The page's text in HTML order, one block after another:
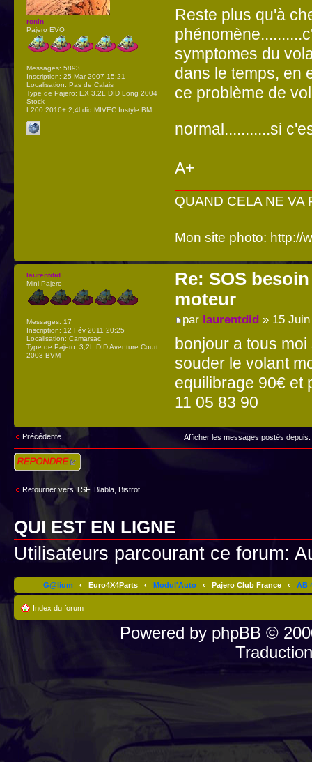
Reste plus qu'à
symptomes du
dans le temps, en
ce problème de
normal...........si
A+
QUAND CELA NE VA
Mon site photo: http://
ronin
Pajero EVO
Messages: 5893
Inscription: 25 Mar 2007 15:21
Localisation: Pas de Calais
Type de Pajero: EX 3,2L DID Long 2004
Stock
L200 2016+ 2,4l did MIVEC Instyle BM
Re: SOS
moteur
par laurentdid» 15 Juin
bonjour a tous
souder le volant
equilibrage 90€ et
11 05 83 90
laurentdid
Mini Pajero
Messages: 17
Inscription: 12 Fév 2011 20:25
Localisation: Camarsac
Type de Pajero: 3,2L DID Aventure Court
2003 BVM
Précédente Afficher les messages postés depuis:
Répondre
Retourner vers TSF, Blabla, Bistrot.
QUI EST EN LIGNE
Utilisateurs parcourant ce forum:
G@lium ‹ Euro4X4Parts ‹ Modul'Auto ‹ Pajero Club France ‹ AB
Index du forum
Powered by phpBB ©